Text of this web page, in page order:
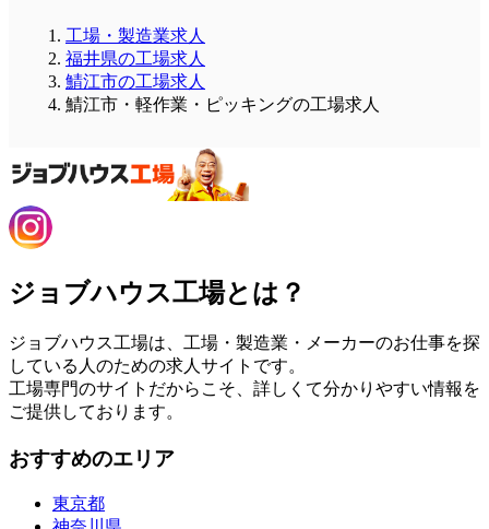
工場・製造業求人
福井県の工場求人
鯖江市の工場求人
鯖江市・軽作業・ピッキングの工場求人
ジョブハウス工場とは？
ジョブハウス工場は、工場・製造業・メーカーのお仕事を探
している人のための求人サイトです。
工場専門のサイトだからこそ、詳しくて分かりやすい情報を
ご提供しております。
おすすめのエリア
東京都